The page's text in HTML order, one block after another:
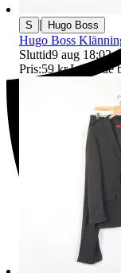
S | Hugo Boss
Hugo Boss
Sluttid9 aug 18:02.
Pris:59 kr,Ledande